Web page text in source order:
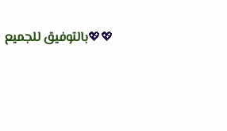
💖💖بالتوفيق للجميع